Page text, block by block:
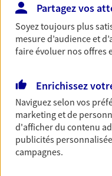
Optimiser
Gérez et optimisez
Réaliser
Nous construisons
besoins et votre
Partagez vos
Soyez toujours plus
mesure d’audience et
faire évoluer nos offres
Enrichissez
Naviguez selon vos
marketing et de
d'afficher du contenu
publicités
campagnes.